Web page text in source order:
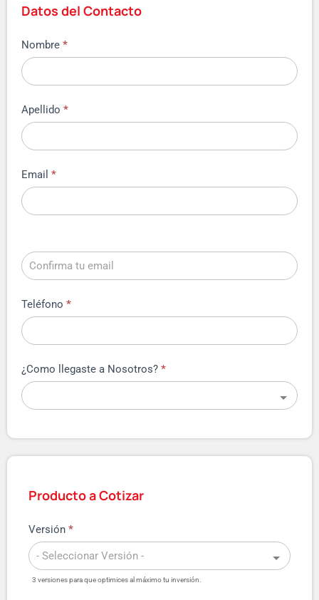
Datos del Contacto
Nombre *
Apellido *
Email *
Teléfono *
¿Como llegaste a Nosotros? *
Producto a Cotizar
Versión *
3 versiones para que optimices al máximo tu inversión.